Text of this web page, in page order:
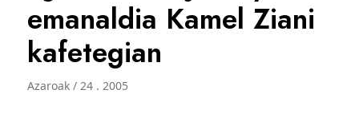
emanaldia Kamel Ziani
kafetegian
Azaroak / 24 . 2005